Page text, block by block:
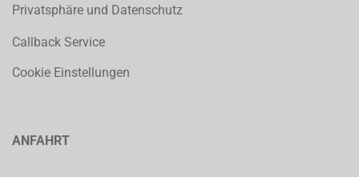
Privatsphäre und Datenschutz
Callback Service
Cookie Einstellungen
ANFAHRT